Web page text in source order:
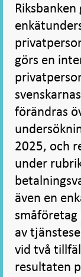
görs en
förändras
2025, och
under
även en
av
vid två
resultaten